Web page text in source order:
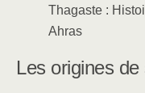
Thagaste :
Ahras
Les origines